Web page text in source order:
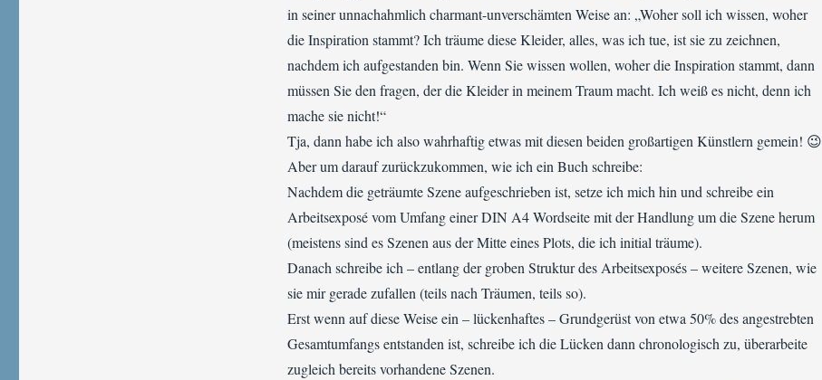
in seiner unnachahmlich charmant-unverschämten Weise an: „Woher soll ich wissen, woher
die Inspiration stammt? Ich träume diese Kleider, alles, was ich tue, ist sie zu zeichnen,
nachdem ich aufgestanden bin. Wenn Sie wissen wollen, woher die Inspiration stammt, dann
müssen Sie den fragen, der die Kleider in meinem Traum macht. Ich weiß es nicht, denn ich
mache sie nicht!“
Tja, dann habe ich also wahrhaftig etwas mit diesen beiden großartigen Künstlern gemein! 😉
Aber um darauf zurückzukommen, wie ich ein Buch schreibe:
Nachdem die geträumte Szene aufgeschrieben ist, setze ich mich hin und schreibe ein
Arbeitsexposé vom Umfang einer DIN A4 Wordseite mit der Handlung um die Szene herum
(meistens sind es Szenen aus der Mitte eines Plots, die ich initial träume).
Danach schreibe ich – entlang der groben Struktur des Arbeitsexposés – weitere Szenen, wie
sie mir gerade zufallen (teils nach Träumen, teils so).
Erst wenn auf diese Weise ein – lückenhaftes – Grundgerüst von etwa 50% des angestrebten
Gesamtumfangs entstanden ist, schreibe ich die Lücken dann chronologisch zu, überarbeite
zugleich bereits vorhandene Szenen.